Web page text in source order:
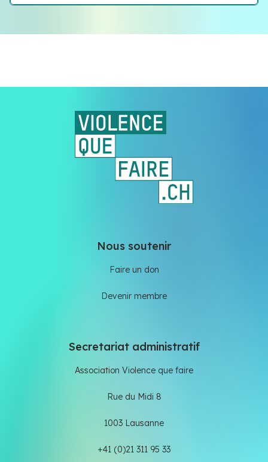
Nous soutenir
Faire un don
Devenir membre
Secretariat administratif
Association Violence que faire
Rue du Midi 8
1003 Lausanne
+41 (0)21 311 95 33